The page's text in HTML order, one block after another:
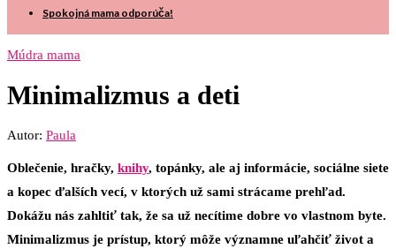
Spokojná mama odporúča!
Múdra mama
Minimalizmus a deti
Autor: Paula
Oblečenie, hračky, knihy, topánky, ale aj informácie, sociálne siete
a kopec ďalších vecí, v ktorých už sami strácame prehľad.
Dokážu nás zahltiť tak, že sa už necítime dobre vo vlastnom byte.
Minimalizmus je prístup, ktorý môže významne uľahčiť život a